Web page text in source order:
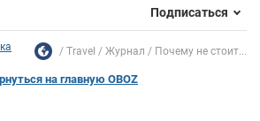
Подписаться
Travel Журнал Почему не стоит...
на главную OBOZ